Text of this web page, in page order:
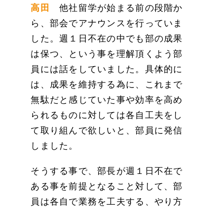
高田
他社留学が始まる前の段階か
ら、部会でアナウンスを行っていま
した。週１日不在の中でも部の成果
は保つ、という事を理解頂くよう部
員には話をしていました。具体的に
は、成果を維持する為に、これまで
無駄だと感じていた事や効率を高め
られるものに対しては各自工夫をし
て取り組んで欲しいと、部員に発信
しました。
そうする事で、部長が週１日不在で
ある事を前提となること対して、部
員は各自で業務を工夫する、やり方